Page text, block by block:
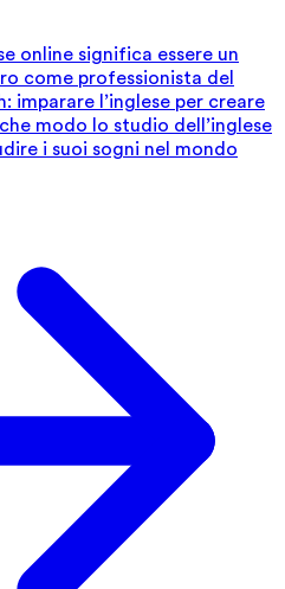
online significa essere un
come professionista del
imparare l’inglese per creare
modo lo studio dell’inglese
i suoi sogni nel mondo